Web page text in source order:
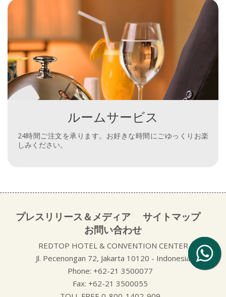
ルームサービス
24時間ご注文を承ります。お好きな時間にごゆっくりお楽
しみください。
プレスリリース＆メディア
サイトマップ
お問い合わせ
REDTOP HOTEL & CONVENTION CENTER
Jl. Pecenongan 72, Jakarta 10120 - Indonesia
Phone: +62-21 3500077
Fax: +62-21 3500055